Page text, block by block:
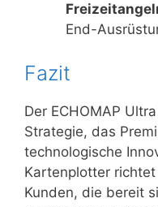
End-
Fazit
Der ECHOMAP
Strategie, das
technologische
Kartenplotter
Kunden, die bereit